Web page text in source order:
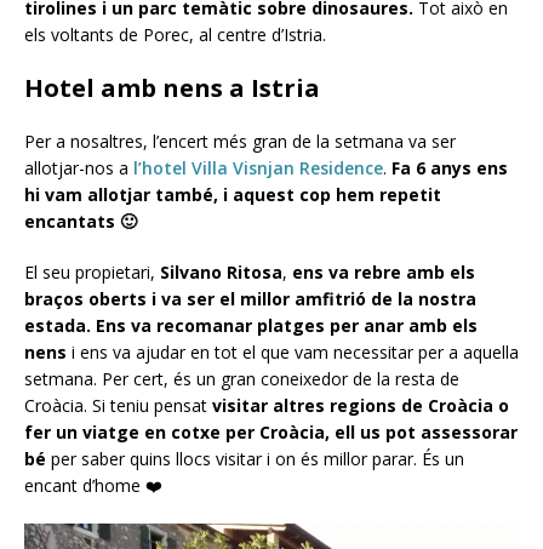
tirolines i un parc temàtic sobre dinosaures. Tot això en
els voltants de Porec, al centre d’Istria.
Hotel amb nens a Istria
Per a nosaltres, l’encert més gran de la setmana va ser
allotjar-nos a l’hotel Villa Visnjan Residence. Fa 6 anys ens
hi vam allotjar també, i aquest cop hem repetit
encantats 🙂
El seu propietari, Silvano Ritosa, ens va rebre amb els
braços oberts i va ser el millor amfitrió de la nostra
estada. Ens va recomanar platges per anar amb els
nens i ens va ajudar en tot el que vam necessitar per a aquella
setmana. Per cert, és un gran coneixedor de la resta de
Croàcia. Si teniu pensat visitar altres regions de Croàcia o
fer un viatge en cotxe per Croàcia, ell us pot assessorar
bé per saber quins llocs visitar i on és millor parar. És un
encant d’home ❤️